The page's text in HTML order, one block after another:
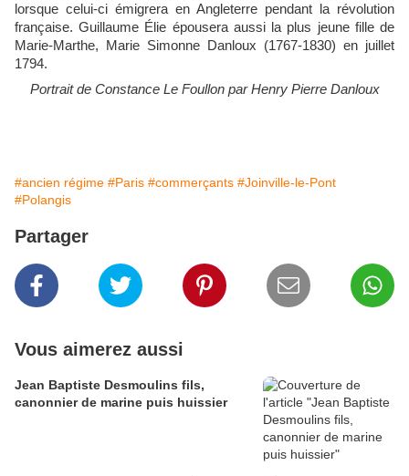
lorsque celui-ci émigrera en Angleterre pendant la révolution
française. Guillaume Élie épousera aussi la plus jeune fille de
Marie-Marthe, Marie Simonne Danloux (1767-1830) en juillet
1794.
Portrait de Constance Le Foullon parHenry Pierre Danloux
#ancien régime #Paris #commerçants #Joinville-le-Pont
#Polangis
Partager
Vous aimerez aussi
Jean Baptiste Desmoulins fils,
canonnier de marine puis huissier